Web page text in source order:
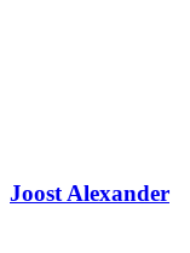
Joost Alexander